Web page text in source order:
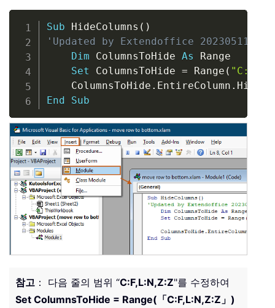
Sub HideColumns ( )
'Updated by Extendoffice 20230511
Dim ColumnsToHide As Range
Set ColumnsToHide = Range (
    ColumnsToHide
. EntireColumn .
End
Sub
참고 ： 다음 줄의 범위 “C:F,L:N,Z:Z"를 수정하여
Set ColumnsToHide = Range(「C:F,L:N,Z:Z」)